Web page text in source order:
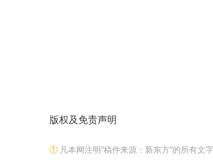
版权及免责声明
① 凡本网注明"稿件来源：新东方"的所有文